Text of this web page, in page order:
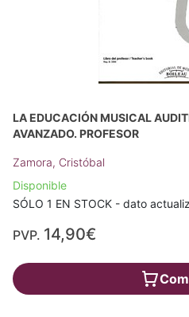
LA EDUCACIÓN MUSICAL
AVANZADO. PROFESOR
Zamora, Cristóbal
Disponible
SÓLO 1 EN STOCK - dato
PVP. 14,90€